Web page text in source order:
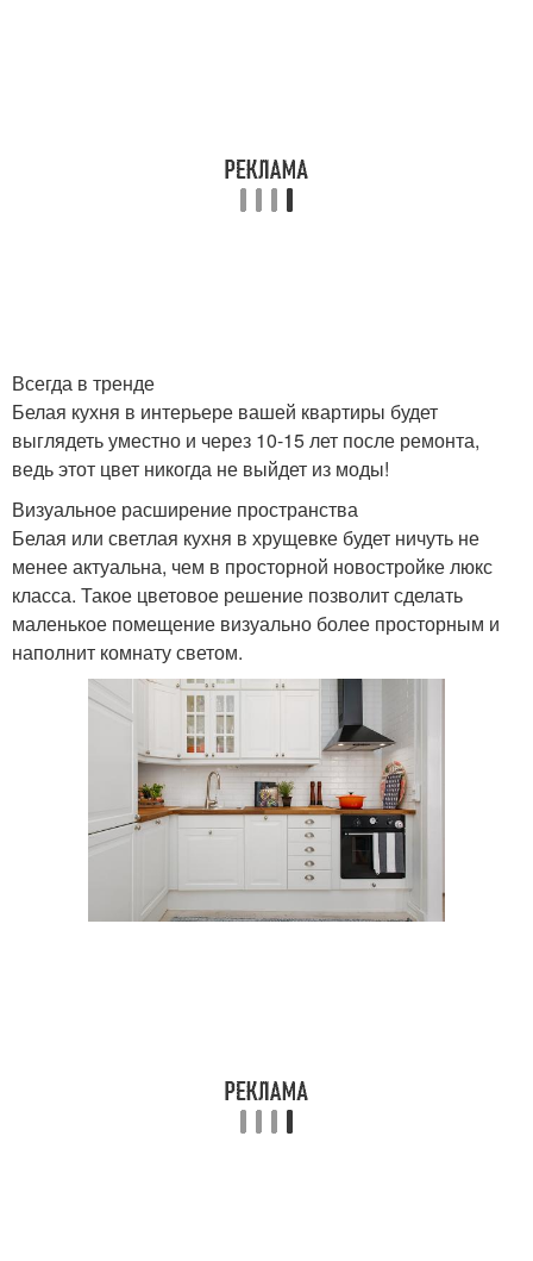
Всегда в тренде
Белая кухня в интерьере вашей квартиры будет
выглядеть уместно и через 10-15 лет после ремонта,
ведь этот цвет никогда не выйдет из моды!
Визуальное расширение пространства
Белая или светлая кухня в хрущевке будет ничуть не
менее актуальна, чем в просторной новостройке люкс
класса. Такое цветовое решение позволит сделать
маленькое помещение визуально более просторным и
наполнит комнату светом.